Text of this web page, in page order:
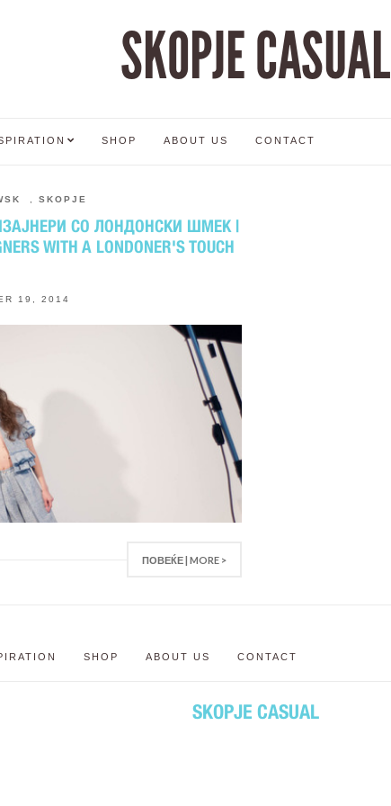
SKOPJE CASUAL
SHOP ABOUT US CONTACT
SKOPJE
СО ЛОНДОНСКИ ШМЕК |
WITH A LONDONER'S TOUCH
19, 2014
ПОВЕЌЕ | MORE >
SHOP ABOUT US CONTACT
SKOPJE CASUAL